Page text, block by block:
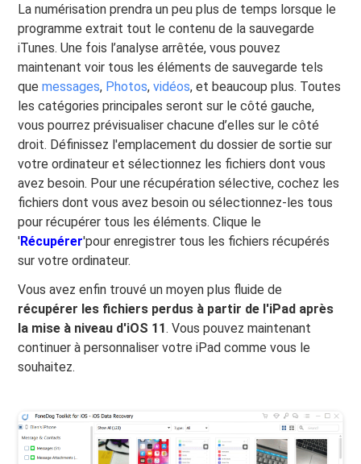
La numérisation prendra un peu plus de temps lorsque le
programme extrait tout le contenu de la sauvegarde
iTunes. Une fois l’analyse arrêtée, vous pouvez
maintenant voir tous les éléments de sauvegarde tels
quemessages, Photos,vidéos, et beaucoup plus. Toutes
les catégories principales seront sur le côté gauche,
vous pourrez prévisualiser chacune d’elles sur le côté
droit. Définissez l'emplacement du dossier de sortie sur
votre ordinateur et sélectionnez les fichiers dont vous
avez besoin. Pour une récupération sélective, cochez les
fichiers dont vous avez besoin ou sélectionnez-les tous
pour récupérer tous les éléments. Clique le
'Récupérer'pour enregistrer tous les fichiers récupérés
sur votre ordinateur.
Vous avez enfin trouvé un moyen plus fluide de
récupérer les fichiers perdus à partir de l'iPad après
la mise à niveau d'iOS 11. Vous pouvez maintenant
continuer à personnaliser votre iPad comme vous le
souhaitez.